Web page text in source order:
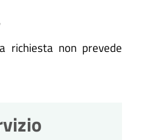
richiesta non prevede